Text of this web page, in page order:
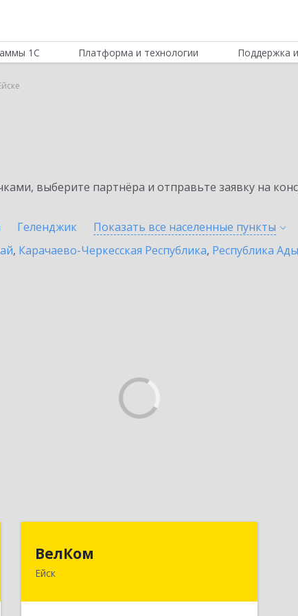
1С Платформа и технологии Поддержка
выберите партнёра и отправьте заявку на
Геленджик Показать все населенные пункты
, Карачаево-Черкесская Республика, Республика
ВелКом
Ейск353688, Краснодарский край, Ейский